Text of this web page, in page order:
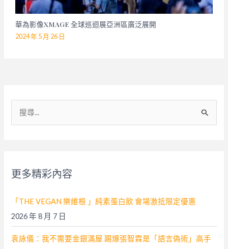
華為影像XMAGE 全球巡迴展亞洲區廣泛展開
2024 年 5 月 26 日
:
更多精彩內容
「THE VEGAN 樂維根 」純素蛋白飲 會場激抵限定優惠
2026 年 8 月 7 日
袁詠儀：我不需要金銀滿屋 踢爆張智霖是「語言偽術」高手